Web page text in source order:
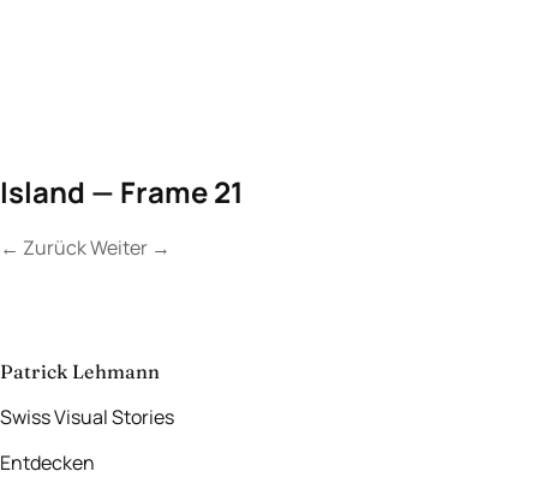
Island — Frame 21
← ZurückWeiter →
aufnehmen→
Patrick Lehmann
Swiss Visual Stories
Entdecken